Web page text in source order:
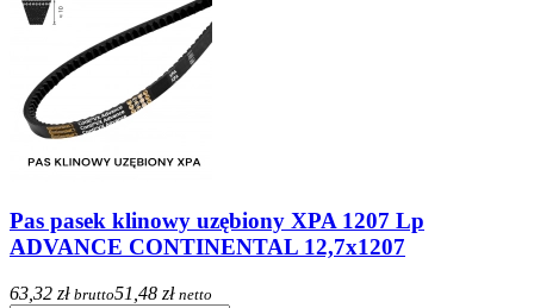
Pas pasek klinowy uzębiony XPA 1207 Lp
ADVANCE CONTINENTAL 12,7x1207
63,32 zł brutto51,48 zł netto